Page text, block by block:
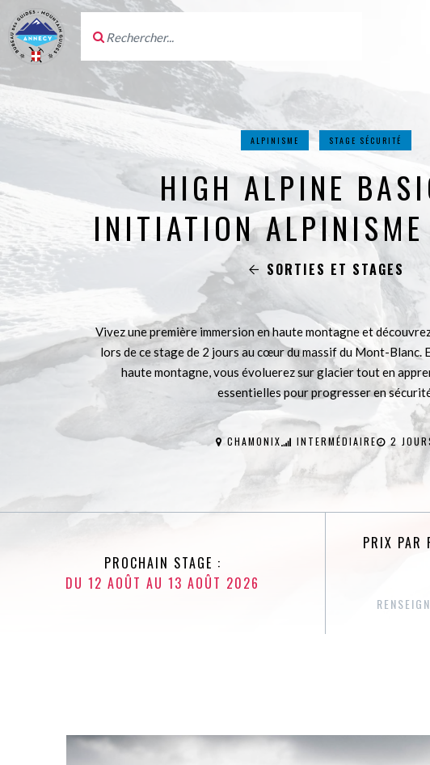
ALPINISME STAGE SÉCURITÉ
HIGH ALPINE
INITIATION
SORTIES ET STAGES
Vivez une première immersion en haute montagne et
lors de ce stage de 2 jours au cœur du massif du Mont-Blanc.
haute montagne, vous évoluerez sur glacier tout en
essentielles pour progresser en
CHAMONIX INTERMÉDIAIRE 2
PROCHAIN STAGE :
DU 12 AOÛT AU 13 AOÛT 2026
PRIX PAR